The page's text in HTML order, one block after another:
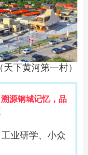
第一村）
源钢城记忆，品
业研学、小众